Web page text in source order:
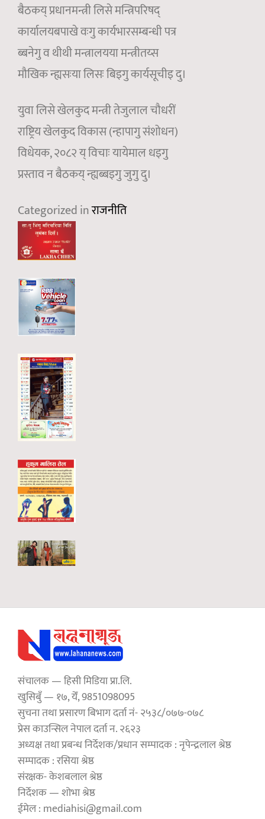
बैठकय् प्रधानमन्त्री लिसे मन्त्रिपरिषद्
कार्यालयबपाखे वःगु कार्यभारसम्बन्धी पत्र
ब्बनेगु व थीथी मन्त्रालयया मन्त्रीतय्स
मौखिक न्ह्यसःया लिसः बिइगु कार्यसूचीइ दु।
युवा लिसे खेलकुद मन्त्री तेजुलाल चौधरीं
राष्ट्रिय खेलकुद विकास (न्हापागु संशोधन)
विधेयक, २०८२ य् विचाः यायेमाल धइगु
प्रस्ताव न बैठकय् न्ह्यब्बइगु जुगु दु।
Categorized inराजनीति
संचालक — हिसी मिडिया प्रा.लि.
खुसिबुँ — १७, येँ, 9851098095
सुचना तथा प्रसारण बिभाग दर्ता नं- २५३८/०७७-०७८
प्रेस काउन्सिल नेपाल दर्ता न. २६२३
अध्यक्ष तथा प्रबन्ध निर्देशक/प्रधान सम्पादक : नृपेन्द्रलाल श्रेष्ठ
सम्पादक : रसिया श्रेष्ठ
संरक्षक- केशबलाल श्रेष्ठ
निर्देशक — शोभा श्रेष्ठ
ईमेल : mediahisi@gmail.com